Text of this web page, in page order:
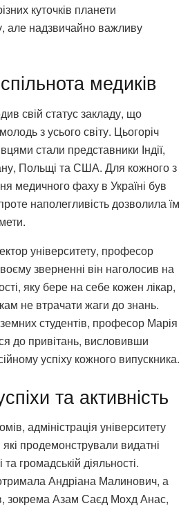
куточків планети
але надзвичайно важливу
медиків
свій статус закладу, що
з усього світу. Цьогоріч
стали представники Індії,
Польщі та США. Для кожного з
медичного фаху в Україні був
наполегливість дозволила їм
університету, професор
зверненні він наголосив на
яку бере на себе кожен лікар,
не втрачати жаги до знань.
студентів, професор Марія
до привітань, висловивши
успіху кожного випускника.
та активність
адміністрація університету
які продемонстрували видатні
громадській діяльності.
Андріана Малинович, а
зокрема Азам Саєд Мохд Анас,